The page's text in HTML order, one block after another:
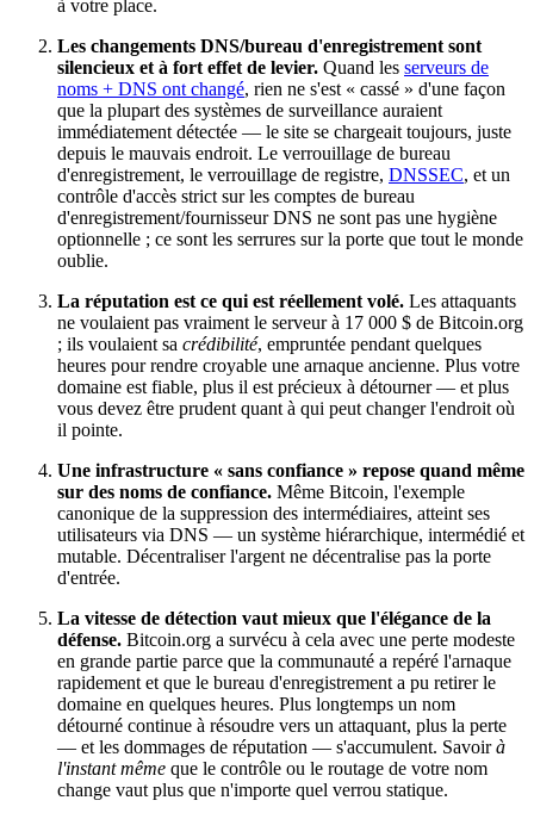
à votre place.
Les changements DNS/bureau d'enregistrement sont
silencieux et à fort effet de levier. Quand les serveurs de
noms + DNS ont changé, rien ne s'est « cassé » d'une façon
que la plupart des systèmes de surveillance auraient
immédiatement détectée — le site se chargeait toujours, juste
depuis le mauvais endroit. Le verrouillage de bureau
d'enregistrement, le verrouillage de registre, DNSSEC, et un
contrôle d'accès strict sur les comptes de bureau
d'enregistrement/fournisseur DNS ne sont pas une hygiène
optionnelle ; ce sont les serrures sur la porte que tout le monde
oublie.
La réputation est ce qui est réellement volé. Les attaquants
ne voulaient pas vraiment le serveur à 17 000 $ de Bitcoin.org
; ils voulaient sa crédibilité, empruntée pendant quelques
heures pour rendre croyable une arnaque ancienne. Plus votre
domaine est fiable, plus il est précieux à détourner — et plus
vous devez être prudent quant à qui peut changer l'endroit où
il pointe.
Une infrastructure « sans confiance » repose quand même
sur des noms de confiance. Même Bitcoin, l'exemple
canonique de la suppression des intermédiaires, atteint ses
utilisateurs via DNS — un système hiérarchique, intermédié et
mutable. Décentraliser l'argent ne décentralise pas la porte
d'entrée.
La vitesse de détection vaut mieux que l'élégance de la
défense. Bitcoin.org a survécu à cela avec une perte modeste
en grande partie parce que la communauté a repéré l'arnaque
rapidement et que le bureau d'enregistrement a pu retirer le
domaine en quelques heures. Plus longtemps un nom
détourné continue à résoudre vers un attaquant, plus la perte
— et les dommages de réputation — s'accumulent. Savoirà
l'instant même que le contrôle ou le routage de votre nom
change vaut plus que n'importe quel verrou statique.